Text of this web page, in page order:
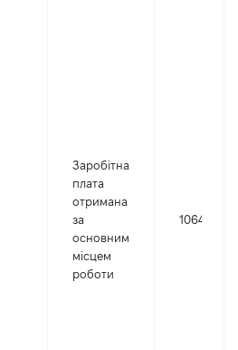
Заробітна
плата
отримана
за
основним
місцем
роботи
106496